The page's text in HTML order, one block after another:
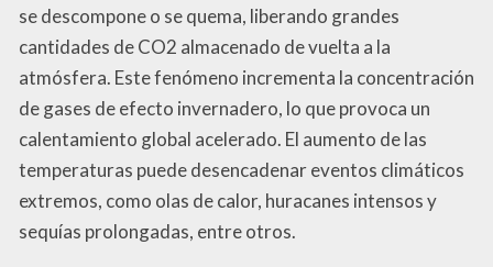
se descompone o se quema, liberando grandes
cantidades de CO2 almacenado de vuelta a la
atmósfera. Este fenómeno incrementa la concentración
de gases de efecto invernadero, lo que provoca un
calentamiento global acelerado. El aumento de las
temperaturas puede desencadenar eventos climáticos
extremos, como olas de calor, huracanes intensos y
sequías prolongadas, entre otros.